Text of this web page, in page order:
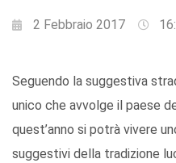
2 Febbraio 2017
Seguendo la suggestiva
unico che avvolge il paese
quest’anno si potrà vivere
suggestivi della tradizione